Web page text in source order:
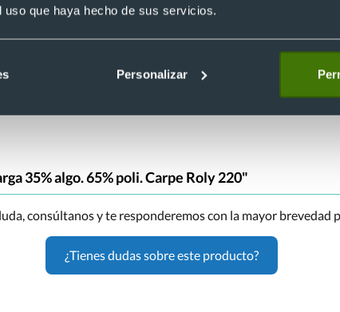
que haya hecho de sus servicios.
Personalizar
35% algo. 65% poli. Carpe Roly 220"
consúltanos y te responderemos con la mayor brevedad
¿Tienes dudas sobre este producto?